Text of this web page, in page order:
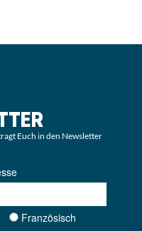
Euch in den Newsletter
Französisch